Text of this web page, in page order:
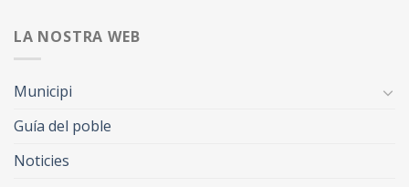
LA NOSTRA WEB
Municipi
Guía del poble
Noticies